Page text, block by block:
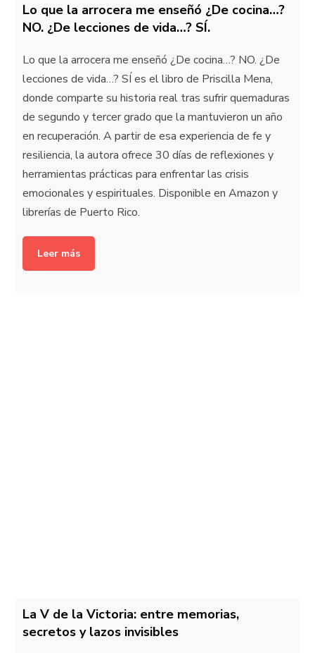
Lo que la arrocera me enseñó ¿De cocina…?
NO. ¿De lecciones de vida…? SÍ.
Lo que la arrocera me enseñó ¿De cocina…? NO. ¿De
lecciones de vida…? SÍ es el libro de Priscilla Mena,
donde comparte su historia real tras sufrir quemaduras
de segundo y tercer grado que la mantuvieron un año
en recuperación. A partir de esa experiencia de fe y
resiliencia, la autora ofrece 30 días de reflexiones y
herramientas prácticas para enfrentar las crisis
emocionales y espirituales. Disponible en Amazon y
librerías de Puerto Rico.
Leer más
La V de la Victoria: entre memorias,
secretos y lazos invisibles